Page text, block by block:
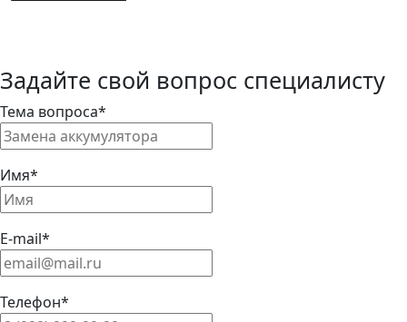
Задайте свой вопрос специалисту
Тема вопроса*
Имя*
E-mail*
Телефон*